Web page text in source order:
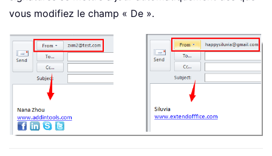
vous modifiez le champ « De ».